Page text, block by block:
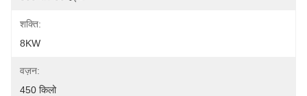
शक्ति:
8KW
वज़न:
450 किलो